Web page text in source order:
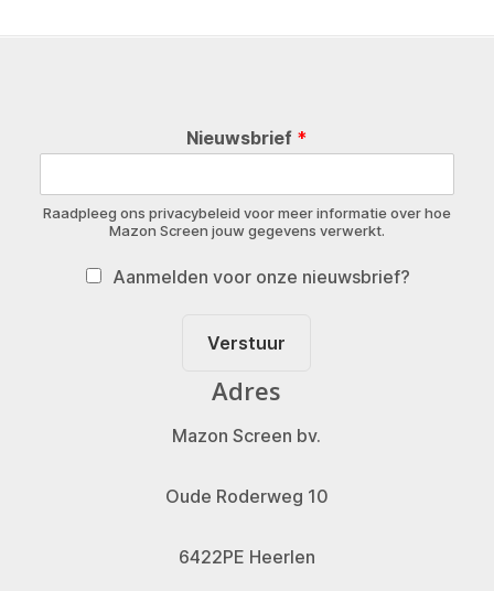
Nieuwsbrief *
Raadpleeg ons privacybeleid voor meer informatie over hoe
Mazon Screen jouw gegevens verwerkt.
Aanmelden voor onze nieuwsbrief?
Verstuur
Adres
Mazon Screen bv.
Oude Roderweg 10
6422PE Heerlen